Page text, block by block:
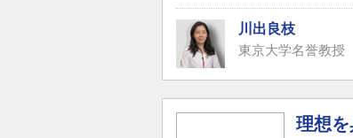
川出良枝
東京大学名誉教授
理想